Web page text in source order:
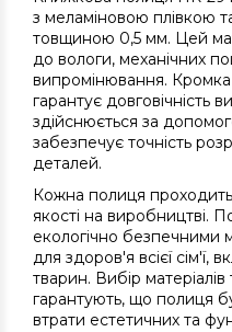
з меламіновою плівкою
товщиною 0,5 мм. Цей
до вологи, механічних
випромінювання.
гарантує довговічність
здійснюється за
забезпечує точність
деталей.
Кожна полиця
якості на виробництві.
екологічно безпечними
для здоров'я всієї сім'ї,
тварин. Вибір
гарантують, що полиця
втрати естетичних та